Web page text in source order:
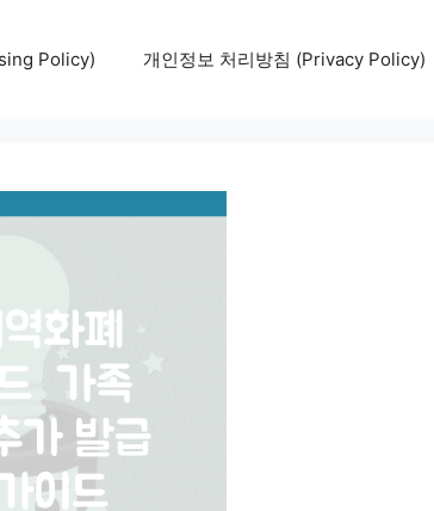
Policy) 개인정보 처리방침 (Privacy Policy)